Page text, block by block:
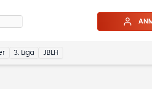
3. Liga JBLH